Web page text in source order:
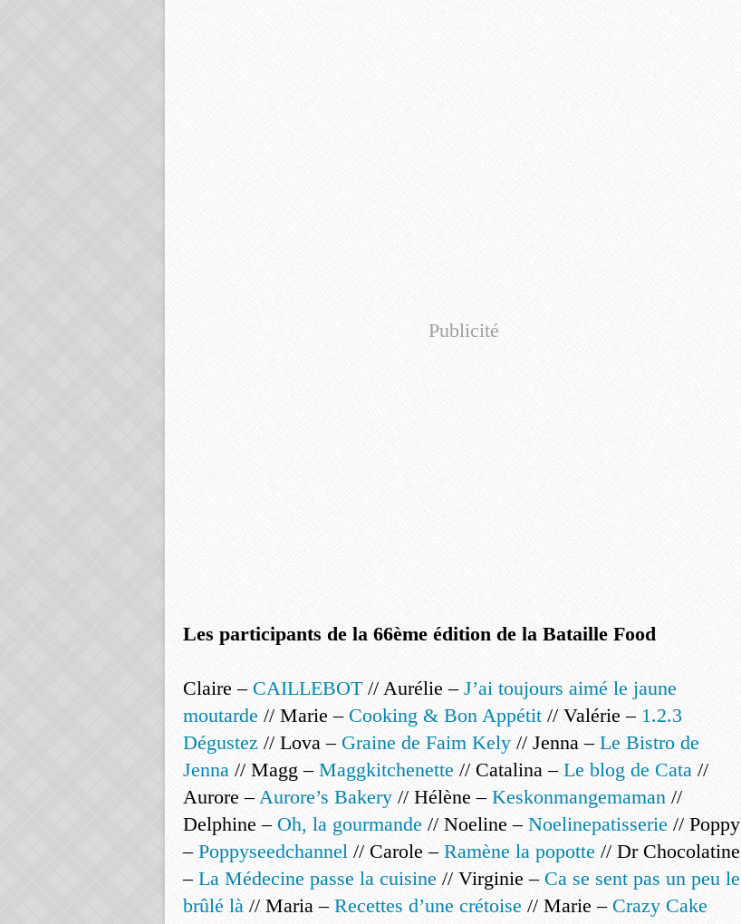
Publicité
Les participants de la 66ème édition de la Bataille Food
Claire – CAILLEBOT // Aurélie – J’ai toujours aimé le jaune
moutarde // Marie – Cooking & Bon Appétit // Valérie – 1.2.3
Dégustez // Lova – Graine de Faim Kely // Jenna – Le Bistro de
Jenna // Magg – Maggkitchenette // Catalina – Le blog de Cata //
Aurore –Aurore’s Bakery // Hélène – Keskonmangemaman //
Delphine – Oh, la gourmande // Noeline – Noelinepatisserie // Poppy
– Poppyseedchannel // Carole – Ramène la popotte // Dr Chocolatine
– La Médecine passe la cuisine // Virginie – Ca se sent pas un peu le
brûlé là // Maria – Recettes d’une crétoise // Marie – Crazy Cake